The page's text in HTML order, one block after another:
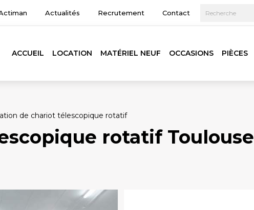
Actualités Recrutement Contact
ACCUEIL LOCATION MATÉRIEL NEUF OCCASIONS PIÈCES
de chariot télescopique rotatif
rotatif Toulouse